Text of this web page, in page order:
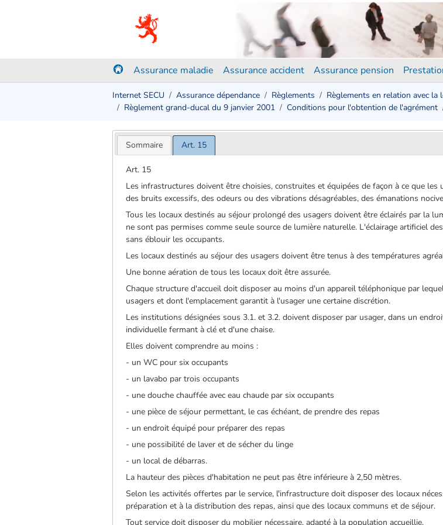
Assurance maladie Assurance accident Assurance pension
Internet SECU Assurance dépendance Règlements
Règlements en relation avec
Règlement grand-ducal du 9 janvier 2001
Conditions pour l'obtention de l'agrément
Sommaire Art. 15
Art. 15
Les infrastructures doivent être choisies, construites et équipées de façon à ce que
des bruits excessifs, des odeurs ou des vibrations désagréables, des émanations
Tous les locaux destinés au séjour prolongé des usagers doivent être éclairés par la
ne sont pas permises comme seule source de lumière naturelle. L'éclairage artificiel
sans éblouir les occupants.
Les locaux destinés au séjour des usagers doivent être tenus à des températures
Une bonne aération de tous les locaux doit être assurée.
Chaque structure d'accueil doit disposer au moins d'un appareil téléphonique par
usagers et dont l'emplacement garantit à l'usager une certaine discrétion.
Les institutions désignées sous 3.1. et 3.2. doivent disposer par usager, dans un
individuelle fermant à clé et d'une chaise.
Elles doivent comprendre au moins :
- un WC pour six occupants
- un lavabo par trois occupants
- une douche chauffée avec eau chaude par six occupants
- une pièce de séjour permettant, le cas échéant, de prendre des repas
- un endroit équipé pour préparer des repas
- une possibilité de laver et de sécher du linge
- un local de débarras.
La hauteur des pièces d'habitation ne peut pas être inférieure à 2,50 mètres.
Selon les activités offertes par le service, l'infrastructure doit disposer des locaux
préparation et à la distribution des repas, ainsi que des locaux communs et de séjour.
Tout service doit disposer du mobilier nécessaire, adapté à la population accueillie.